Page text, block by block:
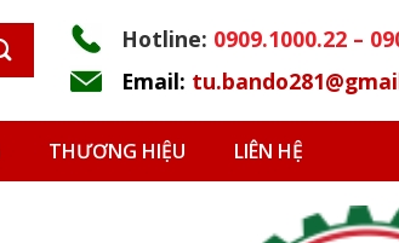
Hotline: 0909.1000.22 –
Email:
THƯƠNG HIỆU LIÊN HỆ